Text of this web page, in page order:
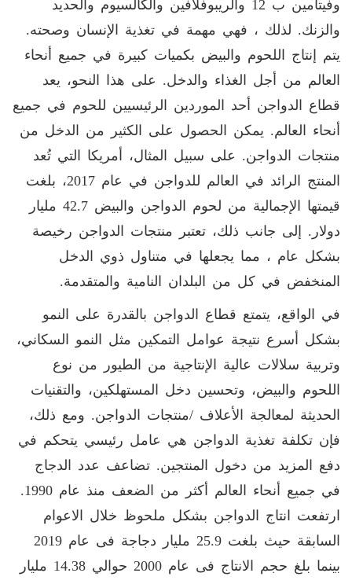
وفيتامين ب 12 والريبوفلافين والكالسيوم والحديد
والزنك. لذلك ، فهي مهمة في تغذية الإنسان وصحته.
يتم إنتاج اللحوم والبيض بكميات كبيرة في جميع أنحاء
العالم من أجل الغذاء والدخل. على هذا النحو، يعد
قطاع الدواجن أحد الموردين الرئيسيين للحوم في جميع
أنحاء العالم. يمكن الحصول على الكثير من الدخل من
منتجات الدواجن. على سبيل المثال، أمريكا التي تُعد
المنتج الرائد في العالم للدواجن في عام 2017، بلغت
قيمتها الإجمالية من لحوم الدواجن والبيض 42.7 مليار
دولار. إلى جانب ذلك، تعتبر منتجات الدواجن رخيصة
بشكل عام ، مما يجعلها في متناول ذوي الدخل
المنخفض في كل من البلدان النامية والمتقدمة.
في الواقع، يتمتع قطاع الدواجن بالقدرة على النمو
بشكل أسرع نتيجة عوامل التمكين مثل النمو السكاني،
وتربية سلالات عالية الإنتاجية من الطيور من نوع
اللحوم والبيض، وتحسين دخل المستهلكين، والتقنيات
الحديثة لمعالجة الأعلاف /منتجات الدواجن. ومع ذلك،
فإن تكلفة تغذية الدواجن هي عامل رئيسي يتحكم في
دفع المزيد من دخول المنتجين. تضاعف عدد الدجاج
في جميع أنحاء العالم أكثر من الضعف منذ عام 1990.
ارتفعت انتاج الدواجن بشكل ملحوظ خلال الاعوام
السابقة حيث بلغت 25.9 مليار دجاجة فى عام 2019
بينما بلغ حجم الانتاج فى عام 2000 حوالي 14.38 مليار